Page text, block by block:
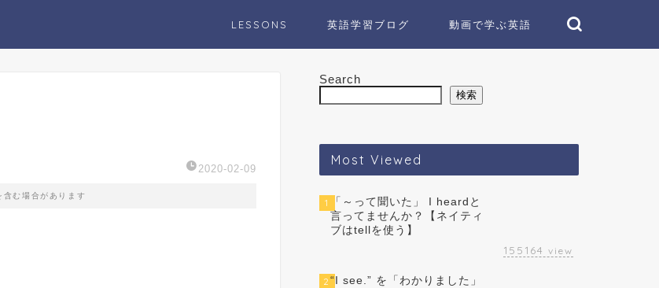
LESSONS 英語学習ブログ 動画で学ぶ英語
2020-02-09
含む場合があります
Search
検索
Most Viewed
1
「～って聞いた」 I heardと
言ってませんか？【ネイティ
ブはtellを使う】
155164 view
2“I see.” を「わかりました」